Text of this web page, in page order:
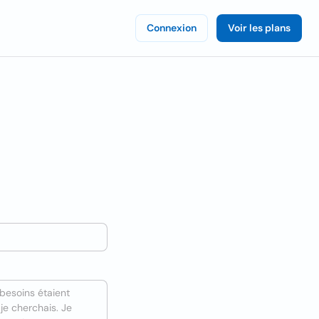
Connexion Voir les plans